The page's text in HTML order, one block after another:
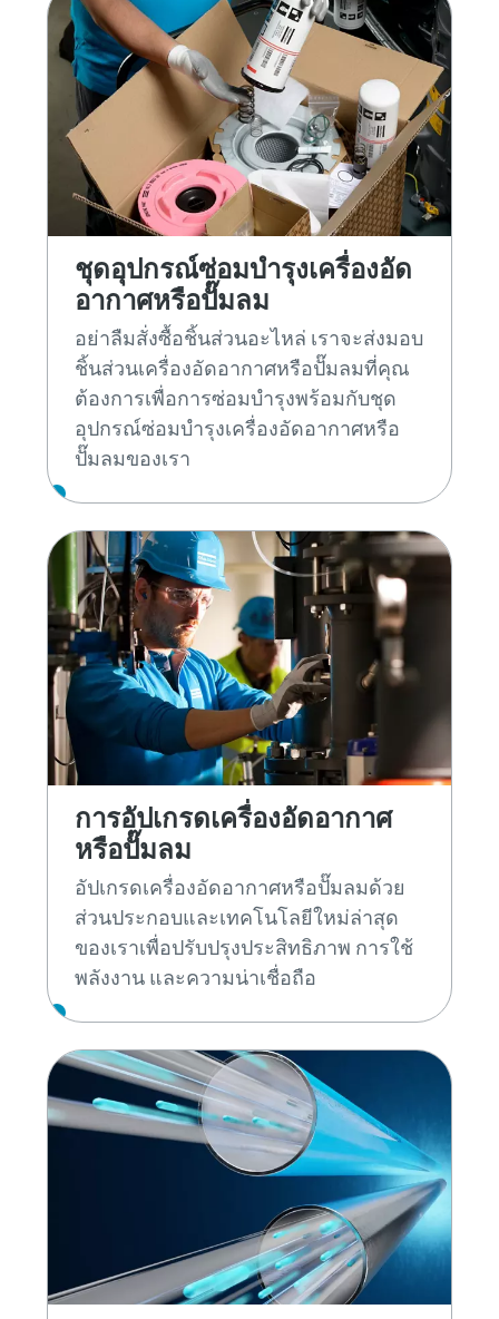
ชุดอุปกรณ์ซ่อมบำรุงเครื่องอัด
อากาศหรือปั๊มลม
อย่าลืมสั่งซื้อชิ้นส่วนอะไหล่ เราจะส่งมอบ
ชิ้นส่วนเครื่องอัดอากาศหรือปั๊มลมที่คุณ
ต้องการเพื่อการซ่อมบำรุงพร้อมกับชุด
อุปกรณ์ซ่อมบำรุงเครื่องอัดอากาศหรือ
ปั๊มลมของเรา
การอัปเกรดเครื่องอัดอากาศ
หรือปั๊มลม
อัปเกรดเครื่องอัดอากาศหรือปั๊มลมด้วย
ส่วนประกอบและเทคโนโลยีใหม่ล่าสุด
ของเราเพื่อปรับปรุงประสิทธิภาพ การใช้
พลังงาน และความน่าเชื่อถือ